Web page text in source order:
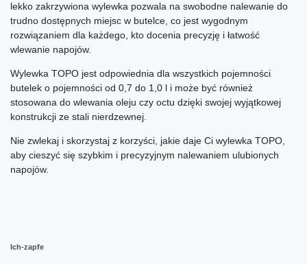
lekko zakrzywiona wylewka pozwala na swobodne nalewanie do
trudno dostępnych miejsc w butelce, co jest wygodnym
rozwiązaniem dla każdego, kto docenia precyzję i łatwość
wlewanie napojów.
Wylewka TOPO jest odpowiednia dla wszystkich pojemności
butelek o pojemności od 0,7 do 1,0 l i może być również
stosowana do wlewania oleju czy octu dzięki swojej wyjątkowej
konstrukcji ze stali nierdzewnej.
Nie zwlekaj i skorzystaj z korzyści, jakie daje Ci wylewka TOPO,
aby cieszyć się szybkim i precyzyjnym nalewaniem ulubionych
napojów.
Ich-zapfe